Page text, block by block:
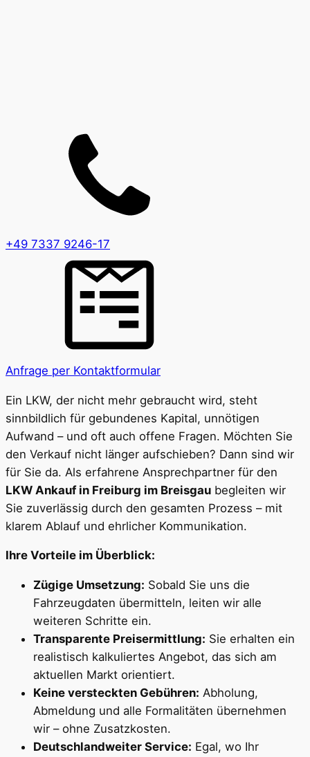
+49 7337 9246-17
Anfrage per Kontaktformular
Ein LKW, der nicht mehr gebraucht wird, steht
sinnbildlich für gebundenes Kapital, unnötigen
Aufwand – und oft auch offene Fragen. Möchten Sie
den Verkauf nicht länger aufschieben? Dann sind wir
für Sie da. Als erfahrene Ansprechpartner für den
LKW Ankauf in Freiburg im Breisgau begleiten wir
Sie zuverlässig durch den gesamten Prozess – mit
klarem Ablauf und ehrlicher Kommunikation.
Ihre Vorteile im Überblick:
Zügige Umsetzung: Sobald Sie uns die
Fahrzeugdaten übermitteln, leiten wir alle
weiteren Schritte ein.
Transparente Preisermittlung: Sie erhalten ein
realistisch kalkuliertes Angebot, das sich am
aktuellen Markt orientiert.
Keine versteckten Gebühren: Abholung,
Abmeldung und alle Formalitäten übernehmen
wir – ohne Zusatzkosten.
Deutschlandweiter Service: Egal, wo Ihr